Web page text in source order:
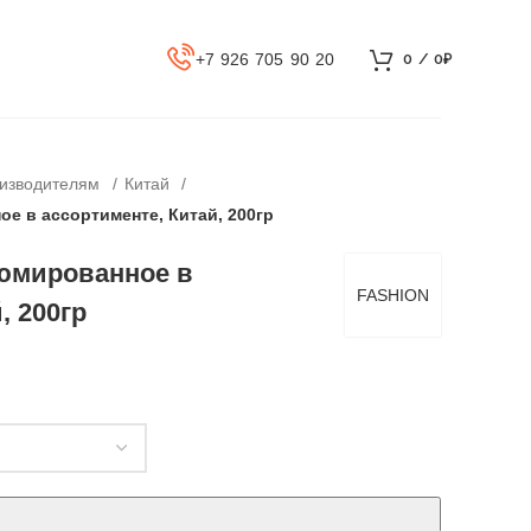
+7 926 705 90 20 0 / 0₽
Китай
в ассортименте, Китай, 200гр
FASHION
в
200гр